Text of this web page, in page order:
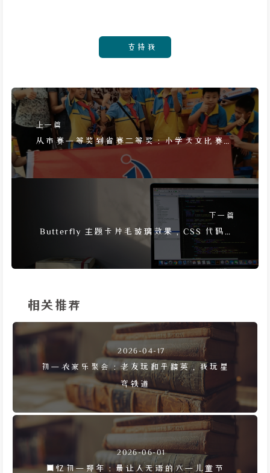
支持我
上一篇
从市赛一等奖到省赛二等奖：小学天文比赛回
下一篇
Butterfly 主题卡片毛玻璃效果，CSS 代码与
暗色模式适配
相关推荐
2026-04-17
初一农家乐聚会：老友玩和平精英，我玩星
穹铁道
2026-06-01
回忆初一那年：最让人无语的六一儿童节